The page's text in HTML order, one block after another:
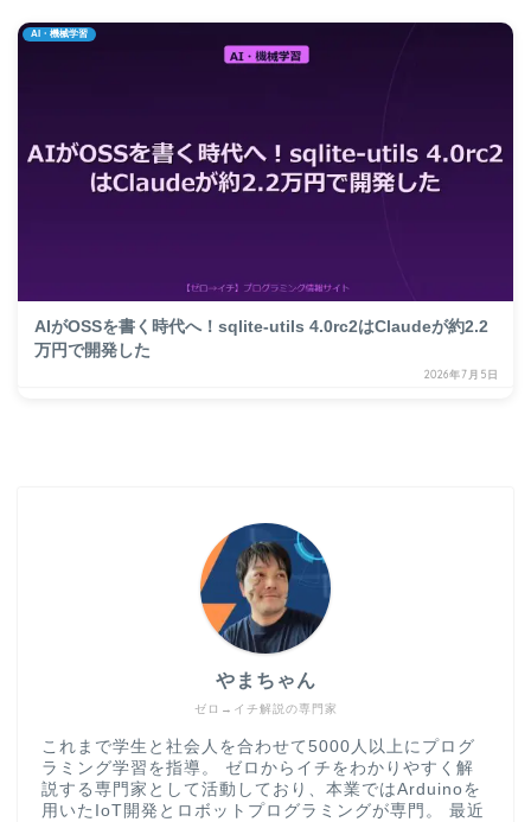
AI・機械学習
AIがOSSを書く時代へ！sqlite-utils 4.0rc2はClaudeが約2.2
万円で開発した
2026年7月5日
ゼロ→イチ解説の専門家
やまちゃん
これまで学生と社会人を合わせて5000人以上にプログ
ラミング学習を指導。 ゼロからイチをわかりやすく解
説する専門家として活動しており、本業ではArduinoを
用いたIoT開発とロボットプログラミングが専門。 最近